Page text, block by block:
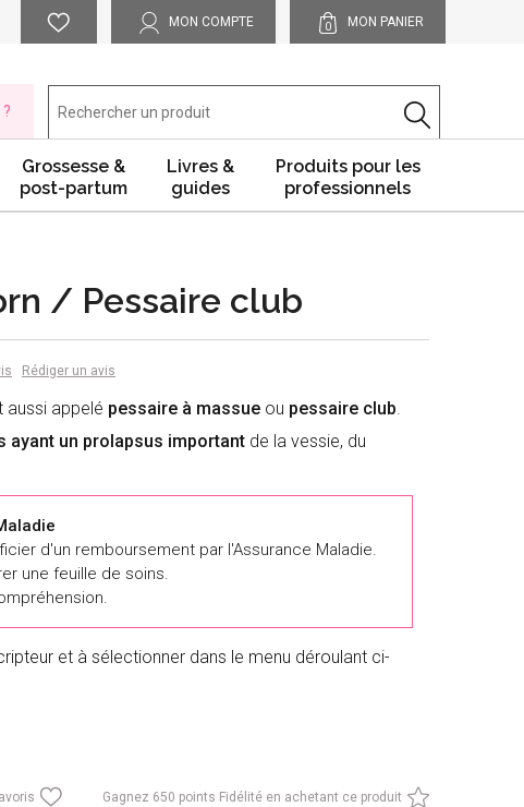
MON COMPTE 0 MON PANIER
Grossesse &
post-partum
Livres &
guides
Produits pour les
professionnels
/ Pessaire club
Rédiger un avis
aussi appelé pessaire à massue ou pessaire club.
ayant un prolapsus important de la vessie, du
d'un remboursement par l'Assurance Maladie.
une feuille de soins.
et à sélectionner dans le menu déroulant ci-
Gagnez 650 points Fidélité en achetant ce produit